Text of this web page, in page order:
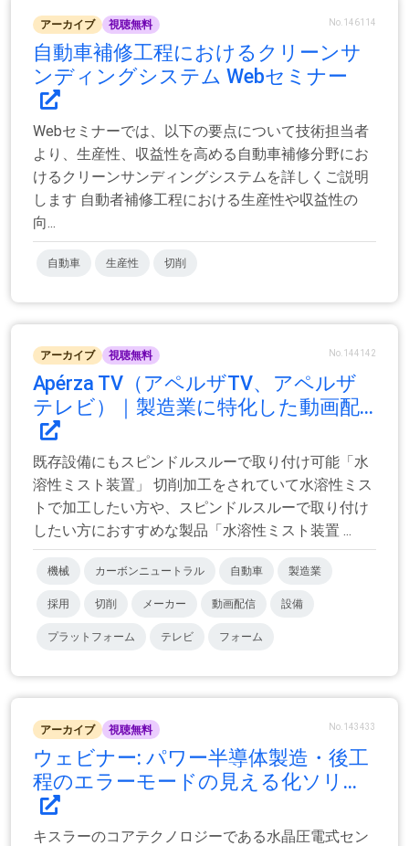
アーカイブ 視聴無料 No.146114
自動車補修工程におけるクリーンサ
ンディングシステム Webセミナー
Webセミナーでは、以下の要点について技術担当者
より、生産性、収益性を高める自動車補修分野にお
けるクリーンサンディングシステムを詳しくご説明
します 自動者補修工程における生産性や収益性の
向...
自動車 生産性 切削
アーカイブ 視聴無料 No.144142
Apérza TV（アペルザTV、アペルザ
テレビ）｜製造業に特化した動画配...
既存設備にもスピンドルスルーで取り付け可能「水
溶性ミスト装置」 切削加工をされていて水溶性ミス
トで加工したい方や、スピンドルスルーで取り付け
したい方におすすめな製品「水溶性ミスト装置 ...
機械 カーボンニュートラル 自動車 製造業
採用 切削 メーカー 動画配信 設備
プラットフォーム テレビ フォーム
アーカイブ 視聴無料 No.143433
ウェビナー: パワー半導体製造・後工
程のエラーモードの見える化ソリ...
キスラーのコアテクノロジーである水晶圧電式セン